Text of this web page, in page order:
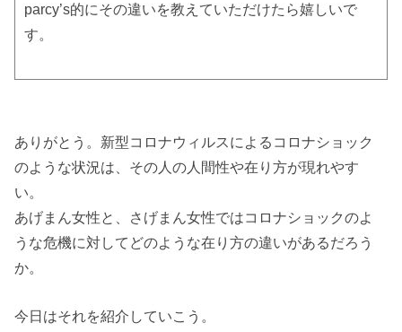
parcy’s的にその違いを教えていただけたら嬉しいで
す。
ありがとう。新型コロナウィルスによるコロナショック
のような状況は、その人の人間性や在り方が現れやす
い。
あげまん女性と、さげまん女性ではコロナショックのよ
うな危機に対してどのような在り方の違いがあるだろう
か。
今日はそれを紹介していこう。